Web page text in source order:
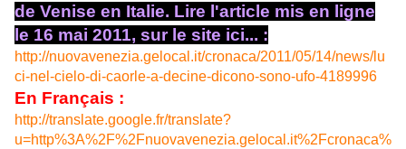
de Venise en Italie. Lire l'article mis en ligne
le 16 mai 2011, sur le site ici... :
http://nuovavenezia.gelocal.it/cronaca/2011/05/14/news/lu
ci-nel-cielo-di-caorle-a-decine-dicono-sono-ufo-4189996
En Français :
http://translate.google.fr/translate?
u=http%3A%2F%2Fnuovavenezia.gelocal.it%2Fcronaca%